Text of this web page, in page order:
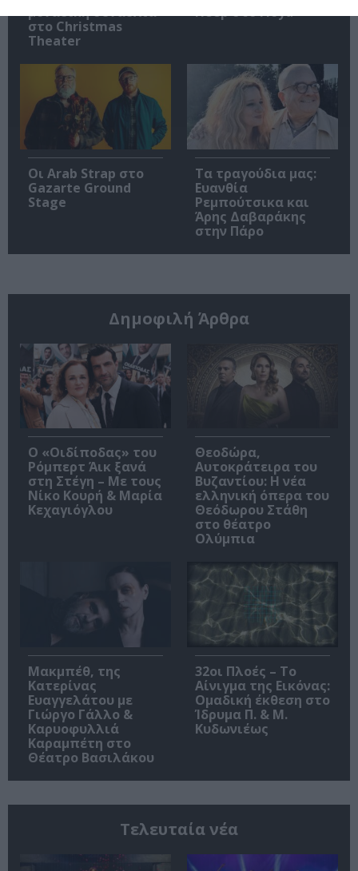
μοναδική συναυλία
στο Christmas
Theater
Heep στο Floyd
Οι Arab Strap στο
Gazarte Ground
Stage
Τα τραγούδια μας:
Ευανθία
Ρεμπούτσικα και
Άρης Δαβαράκης
στην Πάρο
Δημοφιλή Άρθρα
O «Οιδίποδας» του
Ρόμπερτ Άικ ξανά
στη Στέγη – Με τους
Νίκο Κουρή & Μαρία
Κεχαγιόγλου
Θεοδώρα,
Αυτοκράτειρα του
Βυζαντίου: Η νέα
ελληνική όπερα του
Θεόδωρου Στάθη
στο θέατρο
Ολύμπια
Μακμπέθ, της
Κατερίνας
Ευαγγελάτου με
Γιώργο Γάλλο &
Καρυοφυλλιά
Καραμπέτη στο
Θέατρο Βασιλάκου
32οι Πλοές – Το
Αίνιγμα της Εικόνας:
Ομαδική έκθεση στο
Ίδρυμα Π. & Μ.
Κυδωνιέως
Τελευταία νέα